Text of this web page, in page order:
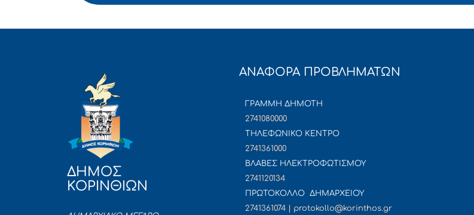
ΔΗΜΟΣ
ΚΟΡΙΝΘΙΩΝ
ΑΝΑΦΟΡΑ ΠΡΟΒΛΗΜΑΤΩΝ
ΓΡΑΜΜΗ ΔΗΜΟΤΗ
2741080000
ΤΗΛΕΦΩΝΙΚΟ ΚΕΝΤΡΟ
2741361000
ΒΛΑΒΕΣ ΗΛΕΚΤΡΟΦΩΤΙΣΜΟΥ
2741120134
ΠΡΩΤΟΚΟΛΛΟ ΔΗΜΑΡΧΕΙΟΥ
2741361074 | protokollo@korinthos.gr